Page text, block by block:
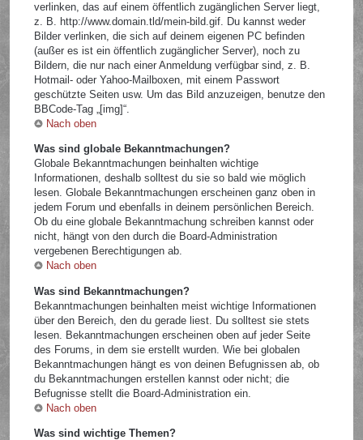
verlinken, das auf einem öffentlich zugänglichen Server liegt,
z. B. http://www.domain.tld/mein-bild.gif. Du kannst weder
Bilder verlinken, die sich auf deinem eigenen PC befinden
(außer es ist ein öffentlich zugänglicher Server), noch zu
Bildern, die nur nach einer Anmeldung verfügbar sind, z. B.
Hotmail- oder Yahoo-Mailboxen, mit einem Passwort
geschützte Seiten usw. Um das Bild anzuzeigen, benutze den
BBCode-Tag „[img]“.
Nach oben
Was sind globale Bekanntmachungen?
Globale Bekanntmachungen beinhalten wichtige
Informationen, deshalb solltest du sie so bald wie möglich
lesen. Globale Bekanntmachungen erscheinen ganz oben in
jedem Forum und ebenfalls in deinem persönlichen Bereich.
Ob du eine globale Bekanntmachung schreiben kannst oder
nicht, hängt von den durch die Board-Administration
vergebenen Berechtigungen ab.
Nach oben
Was sind Bekanntmachungen?
Bekanntmachungen beinhalten meist wichtige Informationen
über den Bereich, den du gerade liest. Du solltest sie stets
lesen. Bekanntmachungen erscheinen oben auf jeder Seite
des Forums, in dem sie erstellt wurden. Wie bei globalen
Bekanntmachungen hängt es von deinen Befugnissen ab, ob
du Bekanntmachungen erstellen kannst oder nicht; die
Befugnisse stellt die Board-Administration ein.
Nach oben
Was sind wichtige Themen?